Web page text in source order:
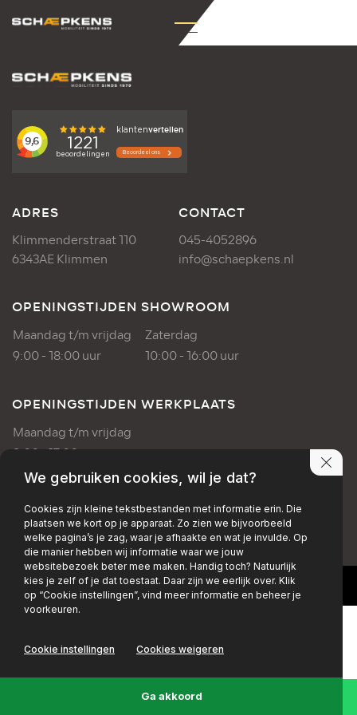
ADRES
Klimmenderstraat 110
6343AE Klimmen
CONTACT
045-4052896
info@schaepkens.nl
OPENINGSTIJDEN SHOWROOM
Maandag t/m vrijdag
Zaterdag
9:00 - 18:00 uur
10:00 - 16:00 uur
OPENINGSTIJDEN WERKPLAATS
Maandag t/m vrijdag
8:00 - 17:00 uur
+EMAIL +FACEBOOK+INSTAGRAM
We gebruiken cookies, wil je dat?
Cookies zijn kleine tekstbestanden met informatie erin. Die
plaatsen we kort op je apparaat. Zo zien we bijvoorbeeld
welke pagina’s je zag, waar je afhaakte en wat je invulde. Op
die manier hebben wij informatie waar we jouw
websitebezoek beter mee maken. Handig toch? Natuurlijk
kies je zelf of je dat toestaat. Daar zijn we eerlijk over. Klik
op “Cookie instellingen”, vind meer informatie en beheer je
voorkeuren.
Cookie instellingen Cookies weigeren
Ga akkoord